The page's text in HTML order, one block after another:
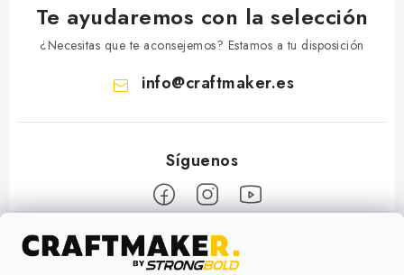
Te ayudaremos con la selección
¿Necesitas que te aconsejemos? Estamos a tu disposición
info@craftmaker.es